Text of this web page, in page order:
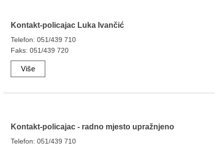
Kontakt-policajac Luka Ivančić
Telefon: 051/439 710
Faks: 051/439 720
Više
Kontakt-policajac - radno mjesto upražnjeno
Telefon: 051/439 710